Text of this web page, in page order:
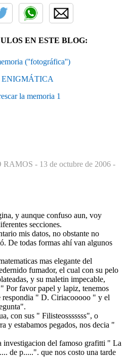
EN ESTE BLOG:
(''fotográfica'')
ENIGMÁTICA
la memoria 1
RAMOS - 13 de octubre de 2006 -
y aunque confuso aun, voy
secciones.
mis datos, no obstante no
De todas formas ahí van algunos
mas elegante del
fumador, el cual con su pelo
y su maletin impecable,
Por favor papel y lapiz, tenemos
respondia " D. Ciriacooooo " y el
con sus " Filisteosssssss", o
y estabamos pegados, nos decia "
investigacion del famoso grafitti " La
de p.....". que nos costo una tarde